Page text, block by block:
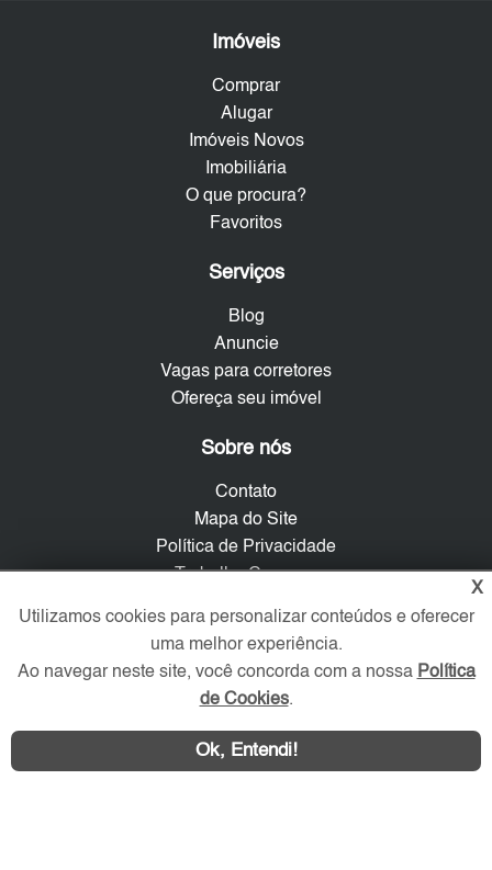
Imóveis
Comprar
Alugar
Imóveis Novos
Imobiliária
O que procura?
Favoritos
Serviços
Blog
Anuncie
Vagas para corretores
Ofereça seu imóvel
Sobre nós
Contato
Mapa do Site
Política de Privacidade
Trabalhe Conosco
Verificada por
Redes Sociais
X
Utilizamos cookies para personalizar conteúdos e oferecer
uma melhor experiência.
Ao navegar neste site, você concorda com a nossa Política
de Cookies.
Ok, Entendi!